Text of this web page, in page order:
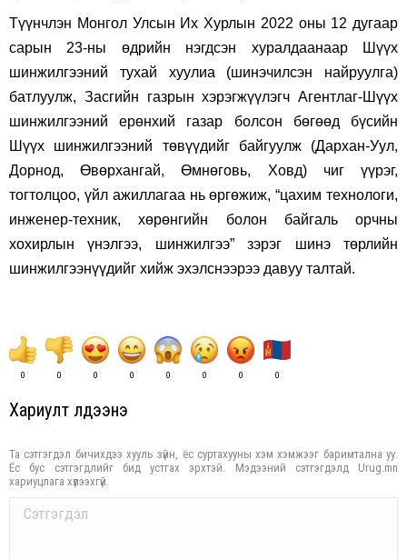
Түүнчлэн Монгол Улсын Их Хурлын 2022 оны 12 дугаар
сарын 23-ны өдрийн нэгдсэн хуралдаанаар Шүүх
шинжилгээний тухай хуулиа (шинэчилсэн найруулга)
батлуулж, Засгийн газрын хэрэгжүүлэгч Агентлаг-Шүүх
шинжилгээний ерөнхий газар болсон бөгөөд бүсийн
Шүүх шинжилгээний төвүүдийг байгуулж (Дархан-Уул,
Дорнод, Өвөрхангай, Өмнөговь, Ховд) чиг үүрэг,
тогтолцоо, үйл ажиллагаа нь өргөжиж, “цахим технологи,
инженер-техник, хөрөнгийн болон байгаль орчны
хохирлын үнэлгээ, шинжилгээ” зэрэг шинэ төрлийн
шинжилгээнүүдийг хийж эхэлснээрээ давуу талтай.
0 0 0 0 0 0 0 0
Хариулт үлдээнэ үү
Та сэтгэгдэл бичихдээ хууль зүйн, ёс суртахууны хэм хэмжээг баримтална уу.
Ёс бус сэтгэгдлийг бид устгах эрхтэй. Мэдээний сэтгэгдэлд Urug.mn
хариуцлага хүлээхгүй.
Comment